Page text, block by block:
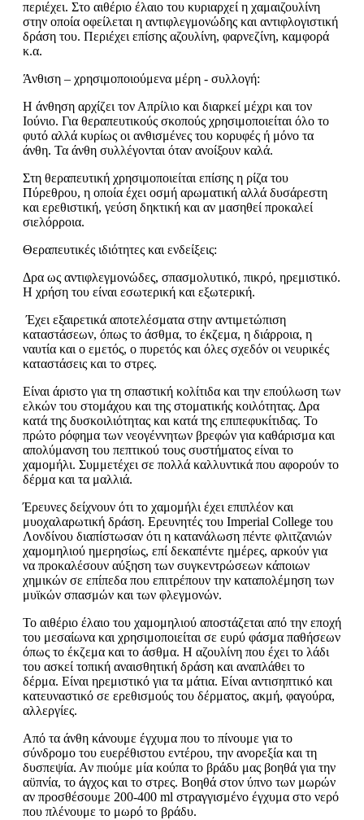
περιέχει. Στο αιθέριο έλαιο του κυριαρχεί η χαμαιζουλίνη
στην οποία οφείλεται η αντιφλεγμονώδης και αντιφλογιστική
δράση του. Περιέχει επίσης αζουλίνη, φαρνεζίνη, καμφορά
κ.α.
Άνθιση – χρησιμοποιούμενα μέρη - συλλογή:
Η άνθηση αρχίζει τον Απρίλιο και διαρκεί μέχρι και τον
Ιούνιο. Για θεραπευτικούς σκοπούς χρησιμοποιείται όλο το
φυτό αλλά κυρίως οι ανθισμένες του κορυφές ή μόνο τα
άνθη. Τα άνθη συλλέγονται όταν ανοίξουν καλά.
Στη θεραπευτική χρησιμοποιείται επίσης η ρίζα του
Πύρεθρου, η οποία έχει οσμή αρωματική αλλά δυσάρεστη
και ερεθιστική, γεύση δηκτική και αν μασηθεί προκαλεί
σιελόρροια.
Θεραπευτικές ιδιότητες και ενδείξεις:
Δρα ως αντιφλεγμονώδες, σπασμολυτικό, πικρό, ηρεμιστικό.
Η χρήση του είναι εσωτερική και εξωτερική.
Έχει εξαιρετικά αποτελέσματα στην αντιμετώπιση
καταστάσεων, όπως το άσθμα, το έκζεμα, η διάρροια, η
ναυτία και ο εμετός, ο πυρετός και όλες σχεδόν οι νευρικές
καταστάσεις και το στρες.
Είναι άριστο για τη σπαστική κολίτιδα και την επούλωση των
ελκών του στομάχου και της στοματικής κοιλότητας. Δρα
κατά της δυσκοιλιότητας και κατά της επιπεφυκίτιδας. Το
πρώτο ρόφημα των νεογέννητων βρεφών για καθάρισμα και
απολύμανση του πεπτικού τους συστήματος είναι το
χαμομήλι. Συμμετέχει σε πολλά καλλυντικά που αφορούν το
δέρμα και τα μαλλιά.
Έρευνες δείχνουν ότι το χαμομήλι έχει επιπλέον και
μυοχαλαρωτική δράση. Ερευνητές του Imperial College του
Λονδίνου διαπίστωσαν ότι η κατανάλωση πέντε φλιτζανιών
χαμομηλιού ημερησίως, επί δεκαπέντε ημέρες, αρκούν για
να προκαλέσουν αύξηση των συγκεντρώσεων κάποιων
χημικών σε επίπεδα που επιτρέπουν την καταπολέμηση των
μυϊκών σπασμών και των φλεγμονών.
Το αιθέριο έλαιο του χαμομηλιού αποστάζεται από την εποχή
του μεσαίωνα και χρησιμοποιείται σε ευρύ φάσμα παθήσεων
όπως το έκζεμα και το άσθμα. Η αζουλίνη που έχει το λάδι
του ασκεί τοπική αναισθητική δράση και αναπλάθει το
δέρμα. Είναι ηρεμιστικό για τα μάτια. Είναι αντισηπτικό και
κατευναστικό σε ερεθισμούς του δέρματος, ακμή, φαγούρα,
αλλεργίες.
Από τα άνθη κάνουμε έγχυμα που το πίνουμε για το
σύνδρομο του ευερέθιστου εντέρου, την ανορεξία και τη
δυσπεψία. Αν πιούμε μία κούπα το βράδυ μας βοηθά για την
αϋπνία, το άγχος και το στρες. Βοηθά στον ύπνο των μωρών
αν προσθέσουμε 200-400 ml στραγγισμένο έγχυμα στο νερό
που πλένουμε το μωρό το βράδυ.